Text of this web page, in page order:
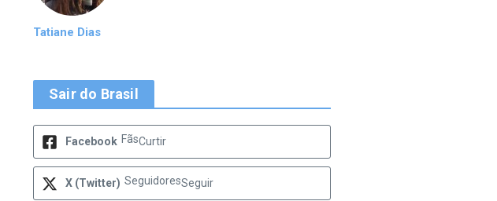
Tatiane Dias
Sair do Brasil
Facebook FãsCurtir
X (Twitter) SeguidoresSeguir